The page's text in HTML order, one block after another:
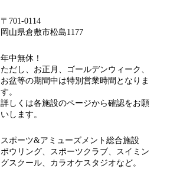
〒701-0114
岡山県倉敷市松島1177
年中無休！
ただし、お正月、ゴールデンウィーク、
お盆等の期間中は特別営業時間となりま
す。
詳しくは各施設のページから確認をお願
いします。
スポーツ&アミューズメント総合施設
ボウリング
スポーツクラブ
スイミン
グスクール
カラオケスタジオなど。